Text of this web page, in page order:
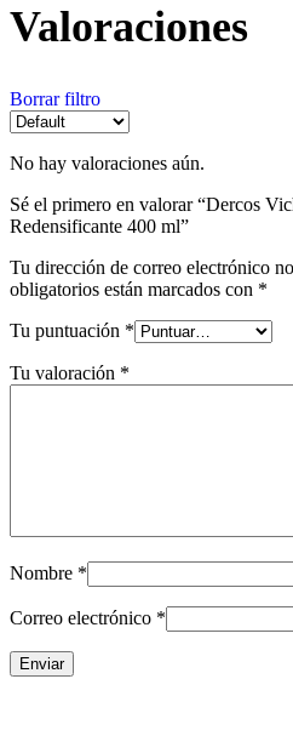
Valoraciones
Borrar filtro
No hay valoraciones aún.
Sé el primero en valorar “Dercos
Redensificante 400 ml”
Tu dirección de correo electrónico
obligatorios están marcados con *
Tu puntuación *
Tu valoración *
Nombre *
Correo electrónico *